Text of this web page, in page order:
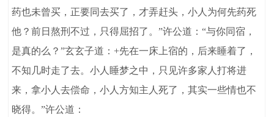
药也未曾买，正要同去买了，才弄赶头，小人为何先药死
他？前日熬刑不过，只得屈招了。”许公道：“与你同宿，
是真的么？”玄玄子道：+先在一床上宿的，后来睡着了，
不知几时走了去。小人睡梦之中，只见许多家人打将进
来，拿小人去偿命，小人方知主人死了，其实一些情也不
晓得。”许公道：